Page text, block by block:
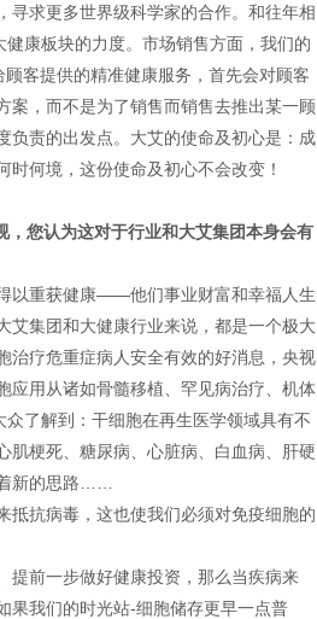
寻求更多世界级科学家的合作。和往年相
康板块的力度。市场销售方面，我们的
客提供的精准健康服务，首先会对顾客
案，而不是为了销售而销售去推出某一顾
负责的出发点。大艾的使命及初心是：成
何境，这份使命及初心不会改变！
您认为这对于行业和大艾集团本身会有
以重获健康——他们事业财富和幸福人生
艾集团和大健康行业来说，都是一个极大
治疗危重症病人安全有效的好消息，央视
用从诸如骨髓移植、罕见病治疗、机体
了解到：干细胞在再生医学领域具有不
肌梗死、糖尿病、心脏病、白血病、肝硬
新的思路……
抵抗病毒，这也使我们必须对免疫细胞的
提前一步做好健康投资，那么当疾病来
果我们的时光站-细胞储存更早一点普